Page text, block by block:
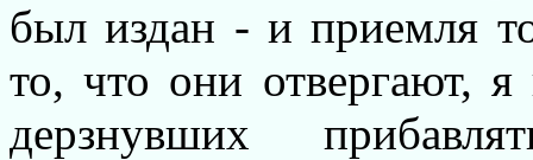
был издан - и приемля
то, что они отвергают,
дерзнувших